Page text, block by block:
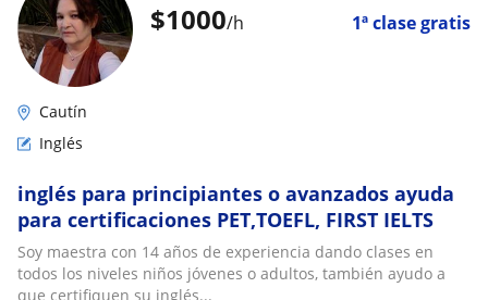
$1000/h 1ª clase gratis
Cautín
Inglés
inglés para principiantes o avanzados ayuda
para certificaciones PET,TOEFL, FIRST IELTS
Soy maestra con 14 años de experiencia dando clases en
todos los niveles niños jóvenes o adultos, también ayudo a
que certifiquen su inglés...